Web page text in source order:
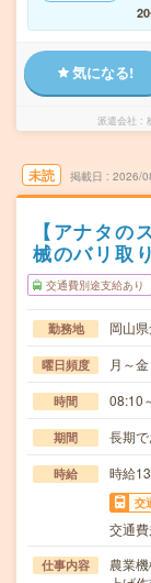
気になる!
派遣会社
未読 掲載日 2026/
【アナタの
械のバリ取
交通費別途支給あり
勤務地 岡山
曜日頻度 月～金
時間 08:10
期間 長期
時給 時給
交
交通
仕事内容
農業